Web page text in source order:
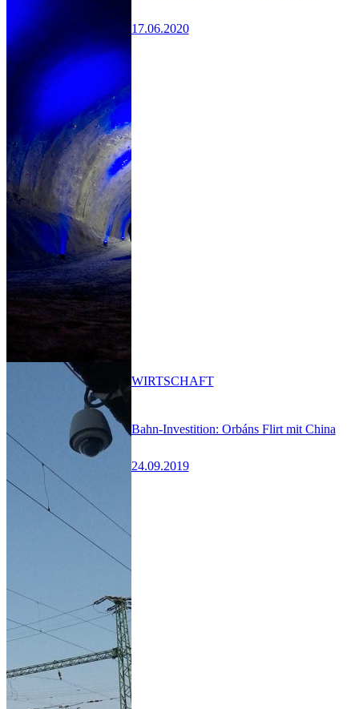
17.06.2020
Bahn-Investition: Orbáns Flirt mit China
24.09.2019
WIRTSCHAFT